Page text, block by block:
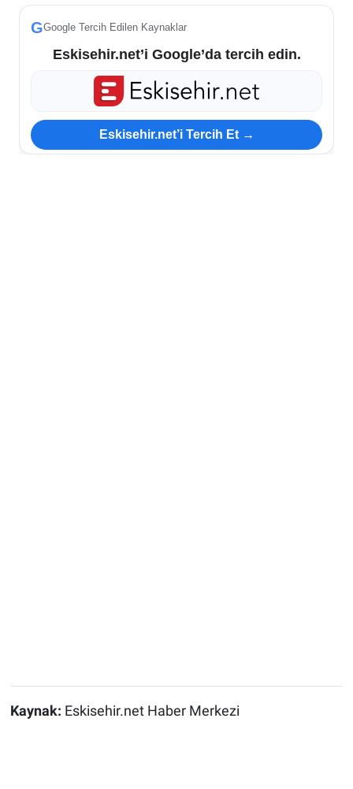
GGoogle Tercih Edilen Kaynaklar
Eskisehir.net’i Google’da tercih edin.
Eskisehir.net’i Tercih Et →
Kaynak: Eskisehir.net Haber Merkezi